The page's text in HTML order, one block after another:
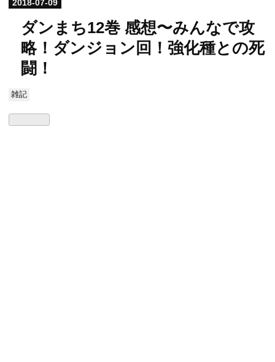
2018-07-09
ダンまち12巻 感想〜みんなで攻
略！ダンジョン回！強化種との死
闘！
雑記